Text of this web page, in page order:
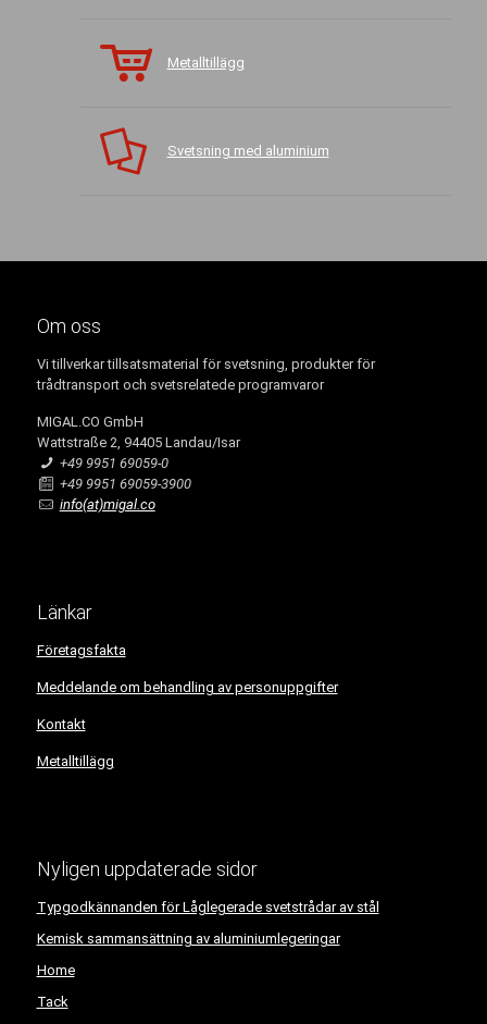
Metalltillägg
Svetsning med aluminium
Om oss
Vi tillverkar tillsatsmaterial för svetsning, produkter för
trådtransport och svetsrelatede programvaror
MIGAL.CO GmbH
Wattstraße 2, 94405 Landau/Isar
+49 9951 69059-0
+49 9951 69059-3900
info(at)migal.co
Länkar
Företagsfakta
Meddelande om behandling av personuppgifter
Kontakt
Metalltillägg
Nyligen uppdaterade sidor
Typgodkännanden för Låglegerade svetstrådar av stål
Kemisk sammansättning av aluminiumlegeringar
Home
Tack